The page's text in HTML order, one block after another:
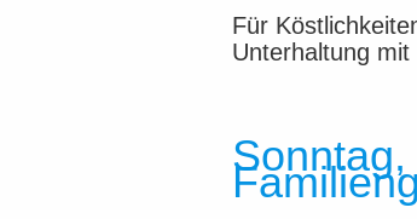
Für
Unterhaltung mit